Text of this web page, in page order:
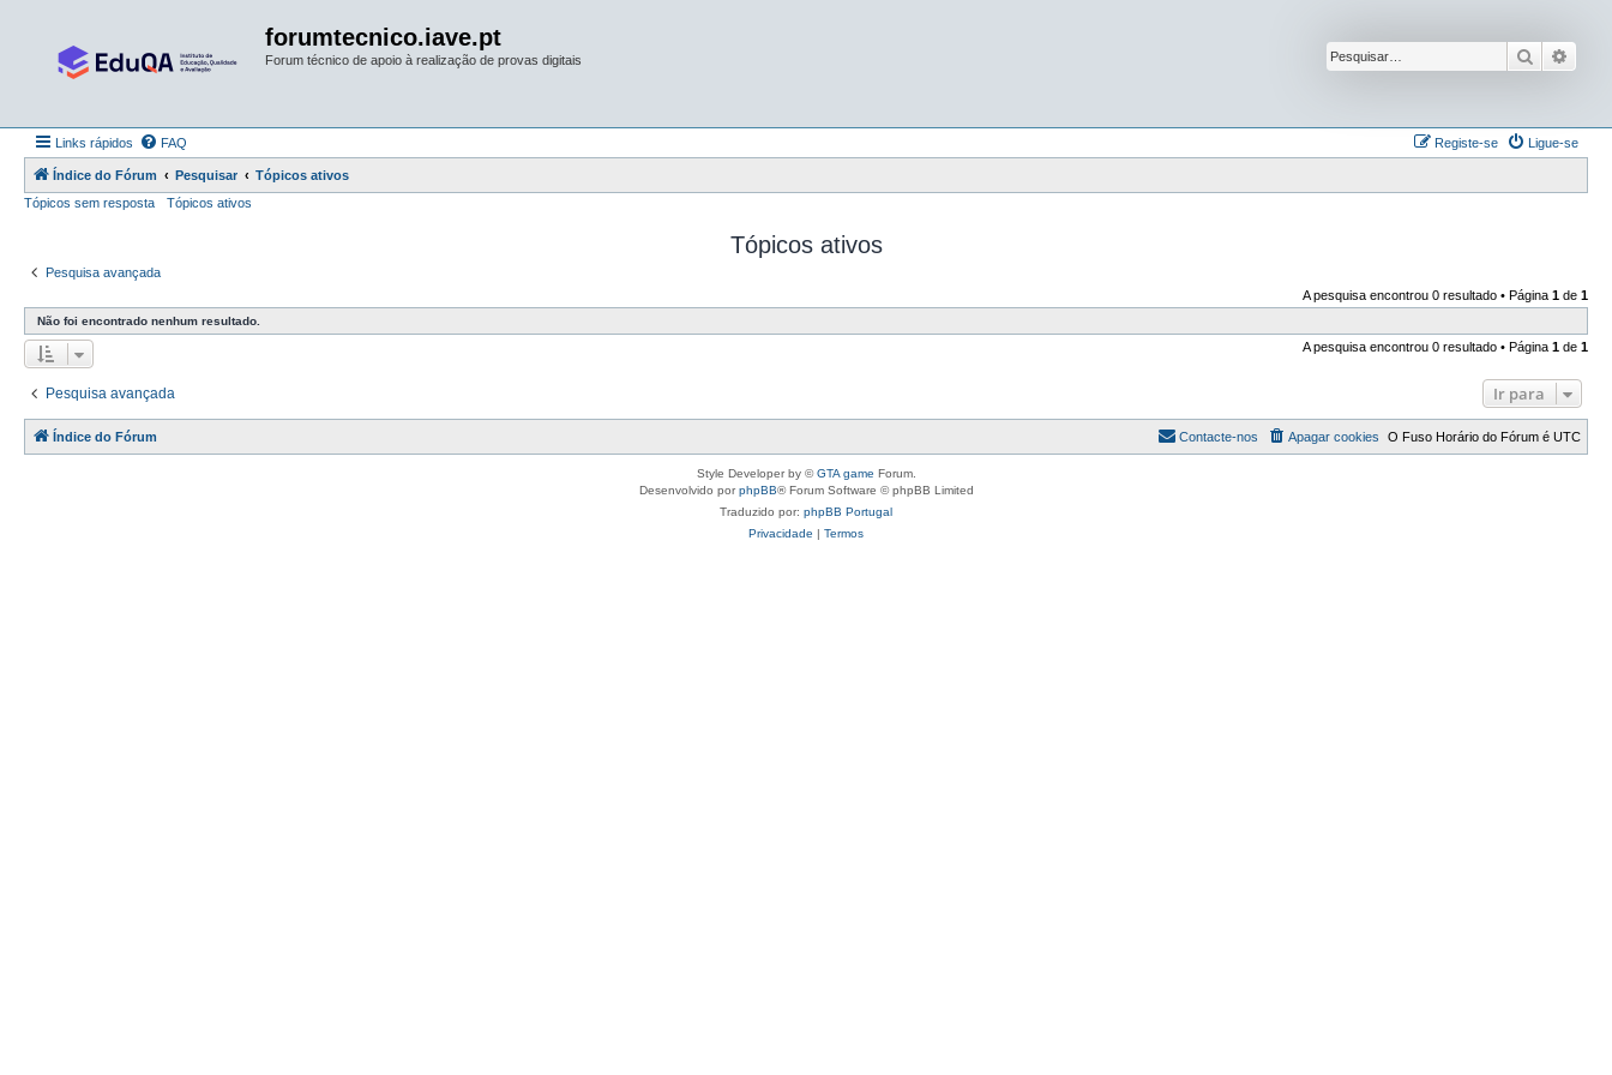
forumtecnico.iave.pt
Forum técnico de apoio à realização de provas digitais Pesquisar
Links rápidos FAQ Ligue-se
Registe-se
Índice do Fórum Pesquisar
Tópicos ativos
Tópicos sem resposta
Tópicos ativos
Tópicos ativos
Pesquisa avançada
A pesquisa encontrou 0 resultado • Página 1 de 1
Não foi encontrado nenhum resultado.
A pesquisa encontrou 0 resultado • Página 1 de 1
Pesquisa avançada Ir para
Índice do Fórum O Fuso Horário do Fórum é UTC
Apagar cookies
Contacte-nos
Style Developer by ©GTA game Forum.
Desenvolvido porphpBB® Forum Software © phpBB Limited
Traduzido por: phpBB Portugal
Privacidade | Termos